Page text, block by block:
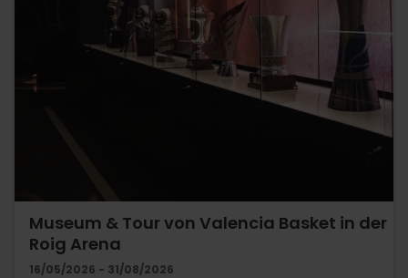
Museum & Tour von Valencia Basket in der
Roig Arena
16/05/2026 - 31/08/2026